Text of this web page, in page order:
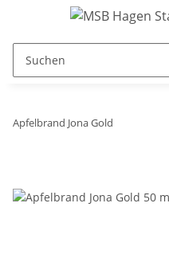
Apfelbrand Jona Gold